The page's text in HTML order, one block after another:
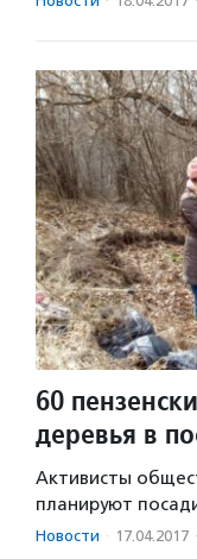
60
деревья в
Активисты
планируют
Новости · 17.04.2017 ·